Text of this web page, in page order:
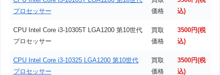
プロセッサー
価格
込)
CPU Intel Core i3-10305T LGA1200 第10世代
プロセッサー
買取
価格
3500円(税
込)
CPU Intel Core i3-10325 LGA1200 第10世代
プロセッサー
買取
価格
3500円(税
込)